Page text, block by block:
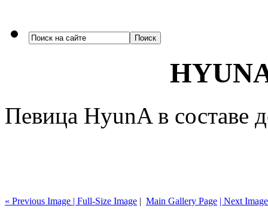
Певица HyunA в составе
« Previous Image | Full-Size Image | Main Gallery Page | Next